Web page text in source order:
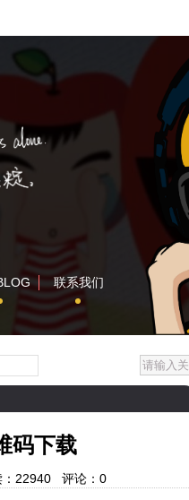
联系我们
码下载
22940评论： 0